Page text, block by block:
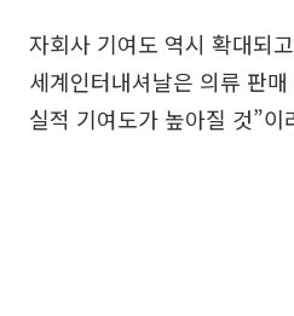
자회사 기여도 역시 확대되
세계인터내셔날은 의류 판
실적 기여도가 높아질 것”이